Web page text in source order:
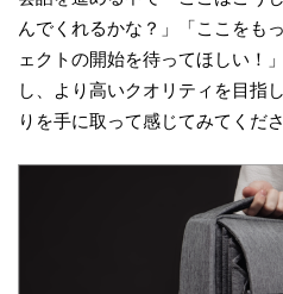
んでくれるかな？」「ここをも
ェクトの開始を待ってほしい！
し、より高いクオリティを目指
りを手に取って感じてみてくださ